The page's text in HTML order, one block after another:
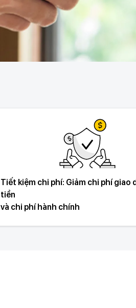
Tiết kiệm chi phí: Giảm chi phí giao
tiền
và chi phí hành chính